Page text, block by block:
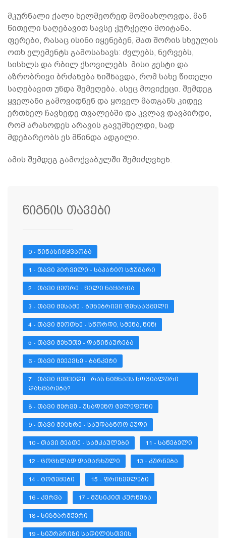
მკურნალი ქალი ხელმეორედ მომიახლოვდა. მან
წითელი საღებავით სავსე ჭურჭელი მოიტანა.
ფერები, რასაც ისინი იყენებენ, მათ შორის სხეულის
ოთხ ელემენტს გამოსახავს: ძვლებს, ნერვებს,
სისხლს და რბილ ქსოვილებს. მისი ჟესტი და
აზრობრივი ბრძანება ნიშნავდა, რომ სახე წითელი
საღებავით უნდა შემეღება. ასეც მოვიქეცი. შემდეგ
ყველანი გამოვიდნენ და ყოველ მათგანს კიდევ
ერთხელ ჩავხედე თვალებში და კვლავ დავპირდი,
რომ არასოდეს არავის გავუმხელდი, სად
მდებარეობს ეს მწინდა ადგილი.
ამის შემდეგ გამოქვაბულში შემიძღვნენ.
წიგნის თავები
0 - ᲬᲘᲜᲐᲡᲘᲢᲧᲕᲐᲝᲑᲐ
1 - ᲗᲐᲕᲘ ᲞᲘᲠᲕᲔᲚᲘ - ᲡᲐᲞᲐᲢᲘᲝ ᲡᲢᲣᲛᲐᲠᲘ
2 - ᲗᲐᲕᲘ ᲛᲔᲝᲠᲔ - ᲬᲘᲚᲘ ᲜᲐᲧᲐᲠᲘᲐ
3 - ᲗᲐᲕᲘ ᲛᲔᲡᲐᲛᲔ - ᲑᲣᲜᲔᲑᲠᲘᲕᲘ ᲤᲔᲮᲡᲐᲪᲛᲔᲚᲘ
4 - ᲗᲐᲕᲘ ᲛᲔᲝᲗᲮᲔ - ᲡᲬᲝᲠᲓᲘ, ᲡᲛᲔᲜᲐ, ᲬᲘᲜ!
5 - ᲗᲐᲕᲘ ᲛᲔᲮᲣᲗᲔ - ᲓᲐᲬᲘᲜᲐᲣᲠᲔᲑᲐ
6 - ᲗᲐᲕᲘ ᲛᲔᲔᲥᲕᲡᲔ - ᲑᲐᲜᲙᲔᲢᲘ
7 - ᲗᲐᲕᲘ ᲛᲔᲨᲕᲘᲓᲔ - ᲠᲐᲡ ᲜᲘᲨᲜᲐᲕᲡ ᲡᲝᲪᲘᲐᲚᲣᲠᲘ
ᲓᲐᲮᲛᲐᲠᲔᲑᲐ?
8 - ᲗᲐᲕᲘ ᲛᲔᲠᲕᲔ - ᲣᲡᲐᲓᲔᲜᲝ ᲢᲔᲚᲔᲤᲝᲜᲘ
9 - ᲗᲐᲕᲘ ᲛᲔᲪᲮᲠᲔ - ᲡᲐᲣᲓᲐᲑᲜᲝᲝ ᲥᲣᲓᲘ
10 - ᲗᲐᲕᲘ ᲛᲔᲐᲗᲔ - ᲡᲐᲛᲙᲐᲣᲚᲔᲑᲘ 11 - ᲡᲐᲬᲔᲑᲔᲚᲘ
12 - ᲪᲝᲪᲮᲚᲐᲓ ᲓᲐᲛᲐᲠᲮᲣᲚᲘ 13 - ᲙᲣᲠᲜᲔᲑᲐ
14 - ᲢᲝᲢᲔᲛᲔᲑᲘ 15 - ᲤᲠᲘᲜᲕᲔᲚᲔᲑᲘ
16 - ᲙᲔᲠᲕᲐ 17 - ᲛᲣᲡᲘᲙᲘᲗ ᲙᲣᲠᲜᲔᲑᲐ
18 - ᲡᲘᲖᲛᲐᲠᲛᲭᲔᲠᲘ
19 - ᲡᲘᲣᲠᲞᲠᲘᲖᲘ ᲡᲐᲓᲘᲚᲘᲡᲗᲕᲘᲡ